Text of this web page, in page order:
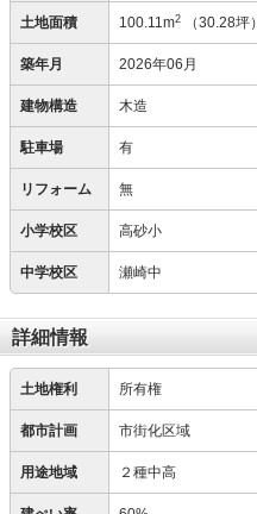
土地面積 100.11m2 （30.28坪）
築年月 2026年06月
建物構造 木造
駐車場 有
リフォーム 無
小学校区 高砂小
中学校区 瀬崎中
詳細情報
土地権利 所有権
都市計画 市街化区域
用途地域 ２種中高